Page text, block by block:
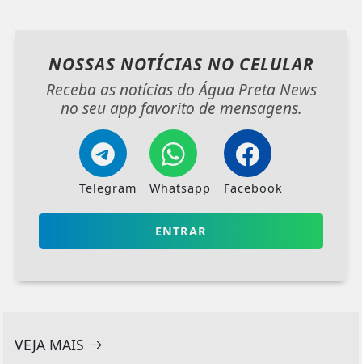
NOSSAS NOTÍCIAS NO CELULAR
Receba as notícias do Água Preta News
no seu app favorito de mensagens.
Telegram Whatsapp Facebook
ENTRAR
VEJA MAIS